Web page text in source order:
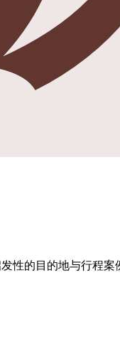
性的目的地与行程案